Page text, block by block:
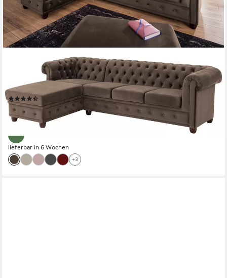
HOME AFFAIRE
Chesterfield-Sofa New Castle L-Form, hochwertige
Knopfheftung in Chesterfield-Design, B/T/H: 255(171/72)
(4)
ab 1.269,99 € UVP 1.669,99 €
-24%
lieferbar in 6 Wochen
+3